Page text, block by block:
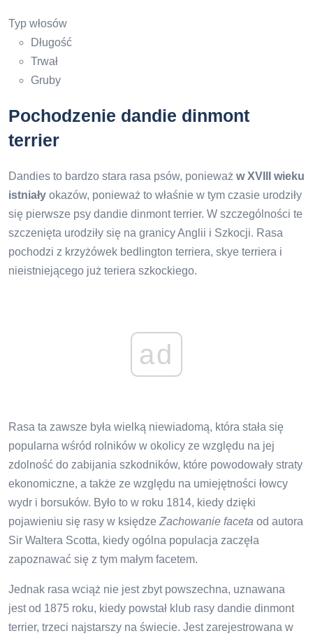
Typ włosów
Długość
Trwał
Gruby
Pochodzenie dandie dinmont
terrier
Dandies to bardzo stara rasa psów, ponieważ w XVIII wieku
istniały okazów, ponieważ to właśnie w tym czasie urodziły
się pierwsze psy dandie dinmont terrier. W szczególności te
szczenięta urodziły się na granicy Anglii i Szkocji. Rasa
pochodzi z krzyżówek bedlington terriera, skye terriera i
nieistniejącego już teriera szkockiego.
ad
Rasa ta zawsze była wielką niewiadomą, która stała się
popularna wśród rolników w okolicy ze względu na jej
zdolność do zabijania szkodników, które powodowały straty
ekonomiczne, a także ze względu na umiejętności łowcy
wydr i borsuków. Było to w roku 1814, kiedy dzięki
pojawieniu się rasy w księdze Zachowanie faceta od autora
Sir Waltera Scotta, kiedy ogólna populacja zaczęła
zapoznawać się z tym małym facetem.
Jednak rasa wciąż nie jest zbyt powszechna, uznawana
jest od 1875 roku, kiedy powstał klub rasy dandie dinmont
terrier, trzeci najstarszy na świecie. Jest zarejestrowana w